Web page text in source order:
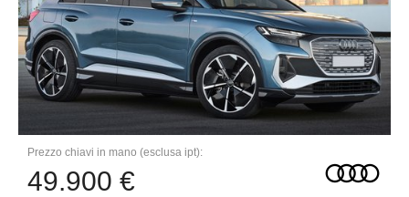
Prezzo chiavi in mano (esclusa ipt):
49.900 €